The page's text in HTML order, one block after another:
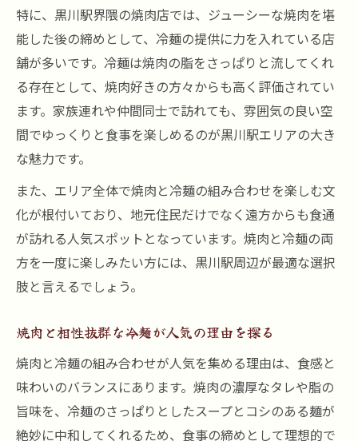
とは
焼肉好きが選ぶ黒川駅のおすすめ冷麺
焼肉愛好家が惚れ込む冷麺の魅力を徹底解
説
焼肉好きが評価する黒川駅の冷麺ポイント
焼肉と一緒に選びたい冷麺の楽しみ方とは
る
焼肉と冷麺の組み合わせで満足度アップ
本格焼肉と絶品冷麺の組み合わせを堪能
焼肉と冷麺の相性が抜群な楽しみ方を伝授
感
焼肉の旨味を引き立てる冷麺の魅力に注目
焼肉と冷麺が織りなす新しい食体験を紹介
焼肉と冷麺の食べ合わせで感じる贅沢な時
間
特に、黒川駅界隈の焼肉店では、ジューシーな焼肉を堪
能した後の締めとして、冷麺の提供に力を入れている店
舗が多いです。冷麺は焼肉の脂をさっぱりと流してくれ
る存在として、焼肉好きの方々からも高く評価されてい
ます。家族連れや仲間同士で訪れても、雰囲気の良い空
間でゆっくりと食事を楽しめるのが黒川駅エリアの大き
な魅力です。
また、エリア全体で焼肉と冷麺の組み合わせを楽しむ文
化が根付いており、地元住民だけでなく遠方からも食通
が訪れる人気スポットとなっています。焼肉と冷麺の両
方を一度に楽しみたい方には、黒川駅周辺が最適な選択
肢と言えるでしょう。
焼肉と相性抜群な冷麺が人気の理由を探る
焼肉と冷麺の組み合わせが人気を集める理由は、食感と
味わいのバランスにあります。焼肉の濃厚なタレや脂の
旨味を、冷麺のさっぱりとしたスープとコシのある麺が
絶妙に中和してくれるため、食事の締めとして理想的で